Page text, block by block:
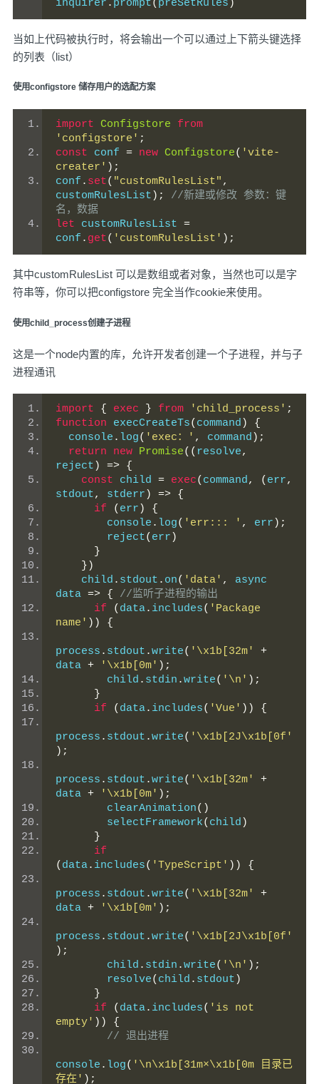
inquirer . prompt( preSetRules )
当如上代码被执行时，将会输出一个可以通过上下箭头键选择
的列表（list）
使用configstore 储存用户的选配方案
import Configstore
from
'configstore' ;
const conf = new Configstore( 'vite-
creater' );
conf . set( "customRulesList" ,
customRulesList );
//新建或修改 参数：键
名，数据
let customRulesList =
conf . get( 'customRulesList' );
其中customRulesList 可以是数组或者对象，当然也可以是字
符串等，你可以把configstore 完全当作cookie来使用。
使用child_process创建子进程
这是一个node内置的库，允许开发者创建一个子进程，并与子
进程通讯
import { exec } from 'child_process' ;
function execCreateTs( command )
{
  console
. log( 'exec：' , command );
return
new Promise(( resolve,
reject ) => {
const child = exec( command, ( err,
stdout, stderr ) => {
if
( err )
{
        console
. log( 'err::: ' , err );
        reject
( err )
}
})
    child
. stdout . on( 'data' ,
async
data => {
//监听子进程的输出
if
( data. includes( 'Package
name' )) {
process . stdout .write( '\x1b[32m'
+
data + '\x1b[0m' );
        child
. stdin .write( '\n' );
}
if
( data. includes( 'Vue' )) {
process . stdout .write( '\x1b[2J\x1b[0f'
);
process . stdout .write( '\x1b[32m'
+
data + '\x1b[0m' );
        clearAnimation
()
        selectFramework
( child )
}
if
( data. includes( 'TypeScript' )) {
process . stdout .write( '\x1b[32m'
+
data + '\x1b[0m' );
process . stdout .write( '\x1b[2J\x1b[0f'
);
        child
. stdin .write( '\n' );
        resolve
( child . stdout )
}
if
( data. includes( 'is not
empty' ))
{
// 退出进程
console . log( '\n\x1b[31m×\x1b[0m 目录已
存在' );